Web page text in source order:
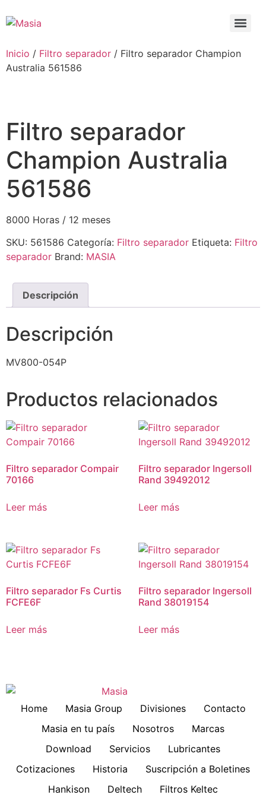
Inicio / Filtro separador / Filtro separador Champion
Australia 561586
Filtro separador
Champion Australia
561586
8000 Horas / 12 meses
SKU: 561586 Categoría: Filtro separador Etiqueta: Filtro
separador Brand: MASIA
Descripción
Descripción
MV800-054P
Productos relacionados
Filtro separador Compair
70166
Leer más
Filtro separador Ingersoll
Rand 39492012
Leer más
Filtro separador Fs Curtis
FCFE6F
Leer más
Filtro separador Ingersoll
Rand 38019154
Leer más
Home Masia Group Divisiones
Contacto
Masia en tu país
Nosotros
Marcas
Download
Servicios
Lubricantes
Cotizaciones
Historia
Suscripción a Boletines
Hankison
Deltech Filtros Keltec